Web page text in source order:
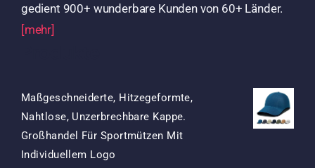
gedient 900+ wunderbare Kunden von 60+ Länder.
[mehr]
Maßgeschneiderte, Hitzegeformte,
Nahtlose, Unzerbrechbare Kappe.
Großhandel Für Sportmützen Mit
Individuellem Logo